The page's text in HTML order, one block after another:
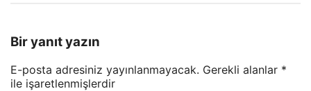
Bir yanıt yazın
E-posta adresiniz yayınlanmayacak. Gerekli alanlar *
ile işaretlenmişlerdir